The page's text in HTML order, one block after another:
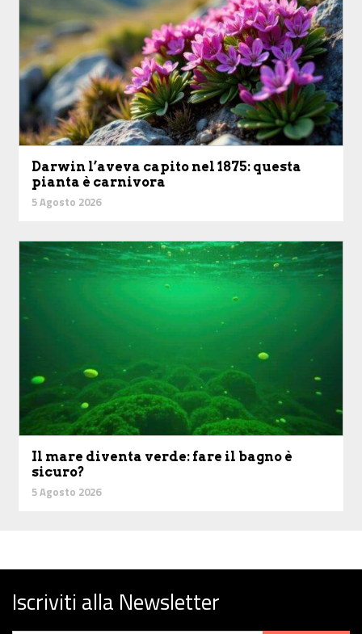
Darwin l’aveva capito nel 1875: questa
pianta è carnivora
5 Agosto 2026
Il mare diventa verde: fare il bagno è
sicuro?
5 Agosto 2026
Iscriviti alla Newsletter